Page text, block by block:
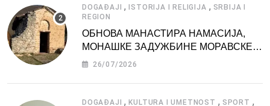
DOGAĐAJI , ISTORIJA I RELIGIJA , SRBIJA I
REGION
ОБНОВА МАНАСТИРА НАМАСИЈА,
МОНАШКЕ ЗАДУЖБИНЕ МОРАВСКЕ
СРБИЈЕ
26/07/2026
DOGAĐAJI ,KULTURA I UMETNOST , SPORT ,